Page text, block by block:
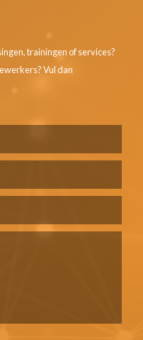
trainingen of services?
Vul dan